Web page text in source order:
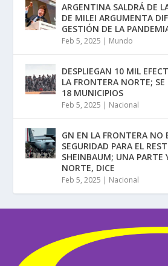
ARGENTINA SALDRÁ DE
DE MILEI ARGUMENTA
GESTIÓN DE LA
Feb 5, 2025 | Mundo
DESPLIEGAN 10 MIL
LA FRONTERA NORTE;
18 MUNICIPIOS
Feb 5, 2025 | Nacional
GN EN LA FRONTERA NO
SEGURIDAD PARA EL
SHEINBAUM; UNA PARTE
NORTE, DICE
Feb 5, 2025 | Nacional